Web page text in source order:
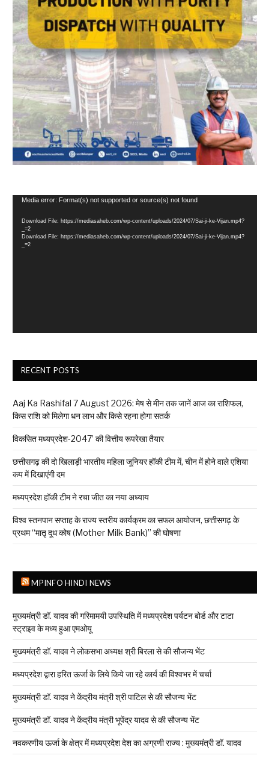
Video
Media error: Format(s) not supported or source(s) not found
Download File: https://mediasaheb.com/wp-content/uploads/2024/07/Sai-ji-ke-Vijan.mp4?
_=2
Download File: https://mediasaheb.com/wp-content/uploads/2024/07/Sai-ji-ke-Vijan.mp4?
_=2
RECENT POSTS
Aaj Ka Rashifal 7 August 2026: मेष से मीन तक जानें आज का राशिफल,
किस राशि को मिलेगा धन लाभ और किसे रहना होगा सतर्क
विकसित मध्यप्रदेश-2047’ की वित्तीय रूपरेखा तैयार
छत्तीसगढ़ की दो खिलाड़ी भारतीय महिला जूनियर हॉकी टीम में, चीन में होने वाले एशिया
कप में दिखाएंगी दम
मध्यप्रदेश हॉकी टीम ने रचा जीत का नया अध्याय
विश्व स्तनपान सप्ताह के राज्य स्तरीय कार्यक्रम का सफल आयोजन, छत्तीसगढ़ के
प्रथम “मातृ दूध कोष (Mother Milk Bank)” की घोषणा
MPINFO HINDI NEWS
मुख्यमंत्री डॉ. यादव की गरिमामयी उपस्थिति में मध्यप्रदेश पर्यटन बोर्ड और टाटा
स्ट्राइव के मध्य हुआ एमओयू
मुख्यमंत्री डॉ. यादव ने लोकसभा अध्यक्ष श्री बिरला से की सौजन्य भेंट
मध्यप्रदेश द्वारा हरित ऊर्जा के लिये किये जा रहे कार्य की विश्वभर में चर्चा
मुख्यमंत्री डॉ. यादव ने केंद्रीय मंत्री श्री पाटिल से की सौजन्य भेंट
मुख्यमंत्री डॉ. यादव ने केंद्रीय मंत्री भूपेंद्र यादव से की सौजन्य भेंट
नवकरणीय ऊर्जा के क्षेत्र में मध्यप्रदेश देश का अग्रणी राज्य : मुख्यमंत्री डॉ. यादव